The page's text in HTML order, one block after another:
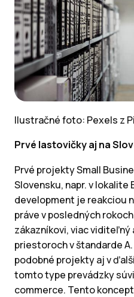
Ilustračné foto: Pexels z
Prvé lastovičky aj na
Prvé projekty Small
Slovensku, napr. v
development je reakciou
práve v posledných
zákazníkovi, viac
priestoroch v štandarde
podobné projekty aj v
tomto type prevádzky
commerce. Tento